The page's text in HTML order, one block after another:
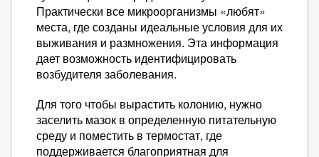
Практически все микроорганизмы «любят»
места, где созданы идеальные условия для их
выживания и размножения. Эта информация
дает возможность идентифицировать
возбудителя заболевания.
Для того чтобы вырастить колонию, нужно
заселить мазок в определенную питательную
среду и поместить в термостат, где
поддерживается благоприятная для